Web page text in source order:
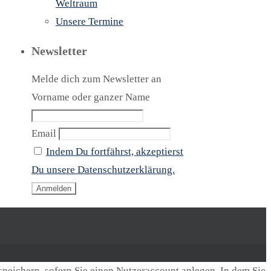
Weltraum
Unsere Termine
Newsletter
Melde dich zum Newsletter an
Vorname oder ganzer Name
Email
Indem Du fortfährst, akzeptierst
Du unsere Datenschutzerklärung.